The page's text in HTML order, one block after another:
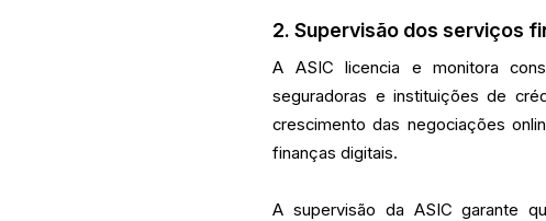
2. Supervisão dos serviços
A ASIC licencia e monitora
seguradoras e instituições de
crescimento das negociações
finanças digitais.
A supervisão da ASIC garante